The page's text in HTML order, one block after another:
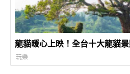
龍貓暖心上映！全台十大龍貓
玩樂